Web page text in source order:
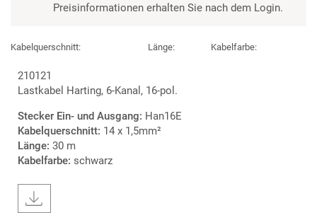
Preisinformationen erhalten Sie nach dem Login.
Kabelquerschnitt: Länge: Kabelfarbe:
210121
Lastkabel Harting, 6-Kanal, 16-pol.
Stecker Ein- und Ausgang: Han16E
Kabelquerschnitt: 14 x 1,5mm²
Länge: 30 m
Kabelfarbe: schwarz